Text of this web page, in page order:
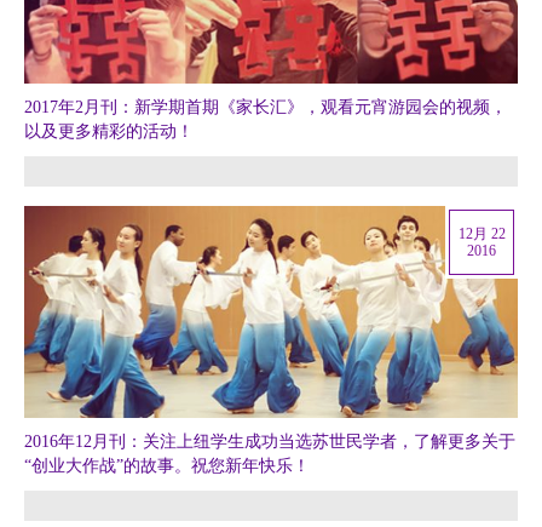
2017年2月刊：新学期首期《家长汇》，观看元宵游园会的视频，
以及更多精彩的活动！
2016年12月刊：关注上纽学生成功当选苏世民学者，了解更多关于
“创业大作战”的故事。祝您新年快乐！
12月 22
2016